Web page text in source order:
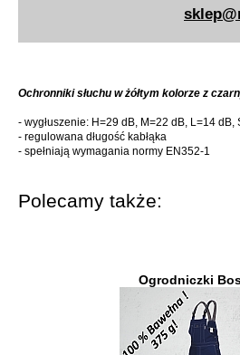
Ochronniki słuchu w żółtym kolorze z
- wygłuszenie: H=29 dB, M=22 dB, L=14 dB,
- regulowana długość kabłąka
- spełniają wymagania normy EN352-1
Polecamy także:
Ogrodniczki